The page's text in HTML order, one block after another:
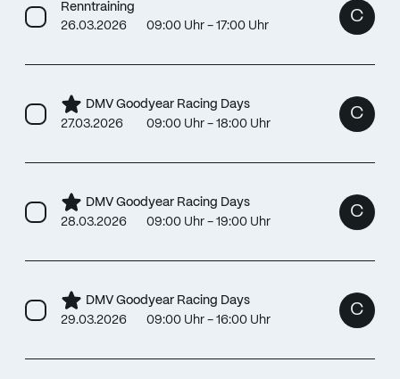
Renntraining
26.03.2026
09:00 Uhr - 17:00 Uhr
C
DMV Goodyear Racing Days
27.03.2026
09:00 Uhr - 18:00 Uhr
C
DMV Goodyear Racing Days
28.03.2026
09:00 Uhr - 19:00 Uhr
C
DMV Goodyear Racing Days
29.03.2026
09:00 Uhr - 16:00 Uhr
C